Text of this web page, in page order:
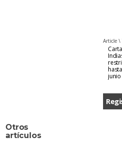
Article \
junio
Otros
artículos